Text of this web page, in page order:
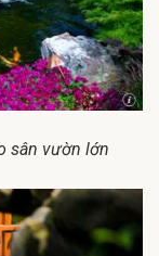
sân vườn lớn